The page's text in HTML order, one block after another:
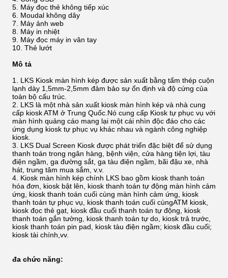
Máy đọc thẻ không tiếp xúc
Moudal không dây
Máy ảnh web
Máy in nhiệt
Máy đọc máy in vân tay
Thẻ lướt
Mô tả
LKS Kiosk màn hình kép được sản xuất bằng tấm thép cuộn
lạnh dày 1,5mm-2,5mm đảm bảo sự ổn định và độ cứng của
toàn bộ cấu trúc.
LKS là một nhà sản xuất kiosk màn hình kép và nhà cung
cấp kiosk ATM ở Trung Quốc.Nó cung cấp Kiosk tự phục vụ với
màn hình quảng cáo mang lại một cái nhìn độc đáo cho các
ứng dụng kiosk tự phục vụ khác nhau và ngành công nghiệp
kiosk.
LKS Dual Screen Kiosk được phát triển đặc biệt để sử dụng
thanh toán trong ngân hàng, bệnh viện, cửa hàng tiện lợi, tàu
điện ngầm, ga đường sắt, ga tàu điện ngầm, bãi đậu xe, nhà
hát, trung tâm mua sắm, v.v.
Kiosk màn hình kép chính LKS bao gồm kiosk thanh toán
hóa đơn, kiosk bật lên, kiosk thanh toán tự động màn hình cảm
ứng, kiosk thanh toán cuối cùng màn hình cảm ứng, kiosk
thanh toán tự phục vụ, kiosk thanh toán cuối cùngATM kiosk,
kiosk đọc thẻ gạt, kiosk đầu cuối thanh toán tự động, kiosk
thanh toán gắn tường, kiosk thanh toán tự do, kiosk trả trước,
kiosk thanh toán pin pad, kiosk tàu điện ngầm; kiosk đầu cuối;
kiosk tài chính,vv.
đa chức năng: